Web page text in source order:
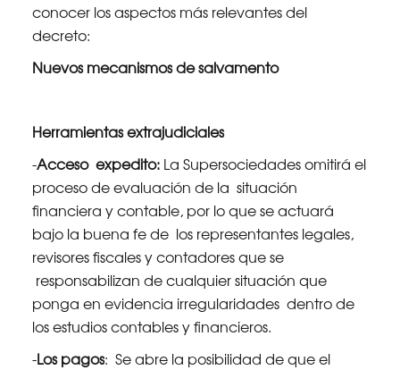
conocer los aspectos más relevantes del
decreto:
Nuevos mecanismos de salvamento
Herramientas extrajudiciales
-Acceso expedito: La Supersociedades omitirá el
proceso de evaluación de la situación
financiera y contable, por lo que se actuará
bajo la buena fe de los representantes legales,
revisores fiscales y contadores que se
responsabilizan de cualquier situación que
ponga en evidencia irregularidades dentro de
los estudios contables y financieros.
-Los pagos: Se abre la posibilidad de que el